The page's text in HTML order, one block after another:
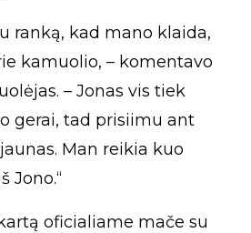
ranką, kad mano klaida,
kamuolio, – komentavo
– Jonas vis tiek
gerai, tad prisiimu ant
Man reikia kuo
Jono.“
oficialiame mače su